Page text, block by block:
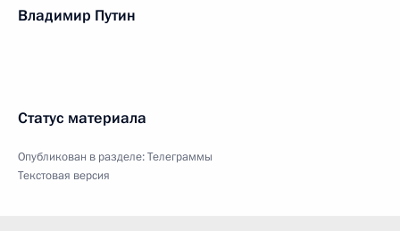
Владимир Путин
Статус материала
Опубликован в разделе:Телеграммы
Текстовая версия